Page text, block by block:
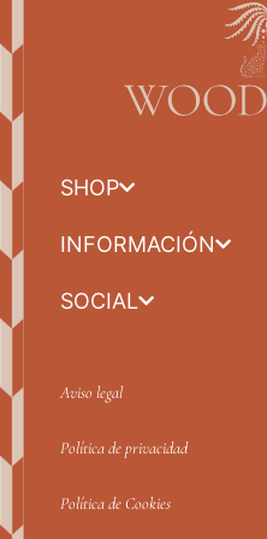
SHOP
INFORMACIÓN
SOCIAL
Aviso legal
Política de privacidad
Política de Cookies